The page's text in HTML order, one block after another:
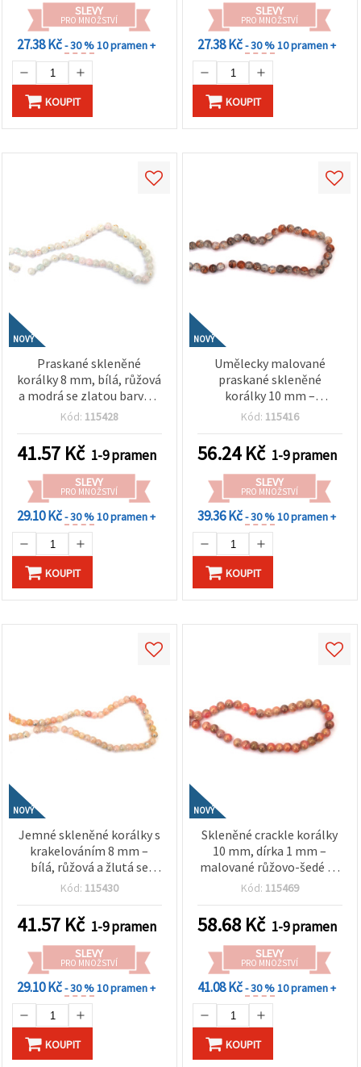
SLEVY
PRO MNOŽSTVÍ
27.38 Kč- 30 %10 pramen +
KOUPIT
handmade dekorací
SLEVY
PRO MNOŽSTVÍ
27.38 Kč- 30 %10 pramen +
KOUPIT
NOVÝ
Praskané skleněné
korálky 8 mm, bílá, růžová
a modrá se zlatou barvou,
průvlek 1 mm, cca 105 ks –
kreativní tvoření
Kód: 115428
41.57 Kč 1-9 pramen
SLEVY
PRO MNOŽSTVÍ
29.10 Kč- 30 %10 pramen +
KOUPIT
NOVÝ
Umělecky malované
praskané skleněné
korálky 10 mm –
transparentní bílá &
šňůra cca 85 ks – ideální
pro výrobu výrazných
šperků a kreativní DIY
tvoření
Kód: 115416
56.24Kč 1-9 pramen
SLEVY
PRO MNOŽSTVÍ
39.36 Kč- 30 %10 pramen +
KOUPIT
NOVÝ
Jemné skleněné korálky s
krakelováním 8 mm –
bílá, růžová a žlutá se
stříbrnou barvou, průvlek
ideální pro tvorbu
výrazných šperků a
kreativní handmade
dekorace
Kód: 115430
41.57 Kč 1-9 pramen
SLEVY
PRO MNOŽSTVÍ
29.10 Kč- 30 %10 pramen +
KOUPIT
NOVÝ
Skleněné crackle korálky
10 mm, dírka 1 mm –
malované růžovo-šedé se
zlatou barvou, šňůra cca
navlékání a kreativní
tvoření
Kód: 115469
58.68 Kč 1-9 pramen
SLEVY
PRO MNOŽSTVÍ
41.08 Kč- 30 %10 pramen +
KOUPIT